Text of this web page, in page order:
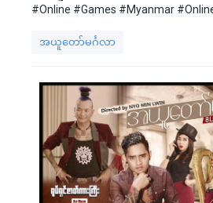
#Online #Games #Myanmar
အယူတော်မင်္ဂလာ